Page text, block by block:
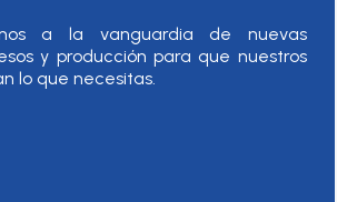
a la vanguardia de nuevas
y producción para que nuestros
lo que necesitas.